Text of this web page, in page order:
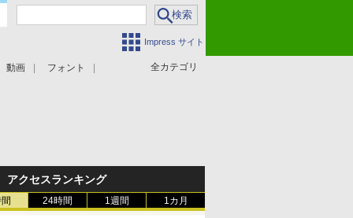
Impress サイト
全カテゴリ
動画 フォント
アクセスランキング
24時間 1週間 1カ月